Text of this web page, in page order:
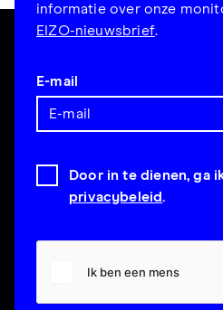
informatie over onze
EIZO-nieuwsbrief.
E-mail
Door in te dienen, ga
privacybeleid.